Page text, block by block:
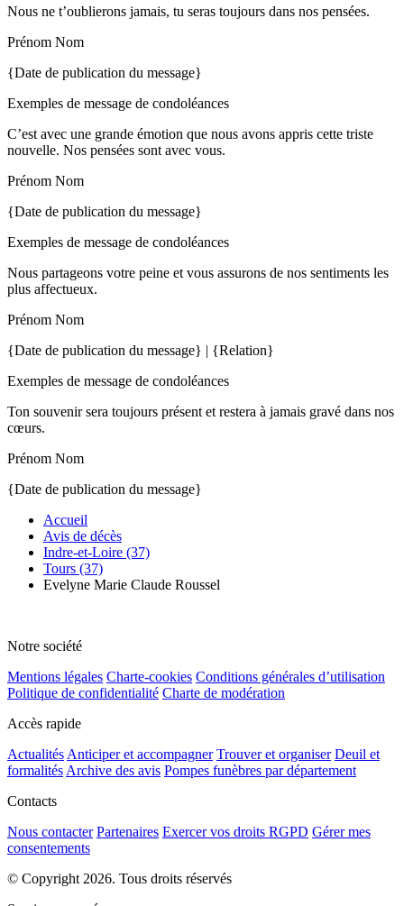
Nous ne t’oublierons jamais, tu seras toujours dans nos pensées.
Prénom Nom
{Date de publication du message}
Exemples de message de condoléances
C’est avec une grande émotion que nous avons appris cette triste
nouvelle. Nos pensées sont avec vous.
Prénom Nom
{Date de publication du message}
Exemples de message de condoléances
Nous partageons votre peine et vous assurons de nos sentiments les
plus affectueux.
Prénom Nom
{Date de publication du message} | {Relation}
Exemples de message de condoléances
Ton souvenir sera toujours présent et restera à jamais gravé dans nos
cœurs.
Prénom Nom
{Date de publication du message}
Accueil
Avis de décès
Indre-et-Loire (37)
Tours (37)
Evelyne Marie Claude Roussel
Notre société
Mentions légales Charte-cookies Conditions générales d’utilisation
Politique de confidentialité Charte de modération
Accès rapide
Actualités Anticiper et accompagner Trouver et organiser Deuil et
formalités Archive des avis Pompes funèbres par département
Contacts
Nous contacter Partenaires Exercer vos droits RGPD Gérer mes
consentements
© Copyright 2026. Tous droits réservés